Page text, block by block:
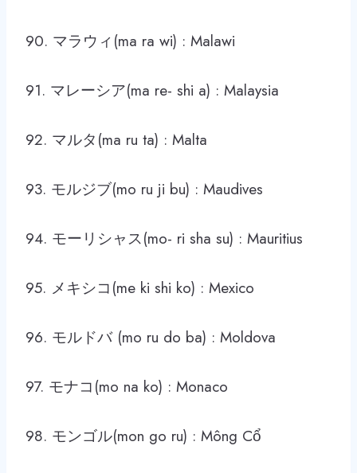
90. マラウィ(ma ra wi) : Malawi
91. マレーシア(ma re- shi a) : Malaysia
92. マルタ(ma ru ta) : Malta
93. モルジブ(mo ru ji bu) : Maudives
94. モーリシャス(mo- ri sha su) : Mauritius
95. メキシコ(me ki shi ko) : Mexico
96. モルドバ (mo ru do ba) : Moldova
97. モナコ(mo na ko) : Monaco
98. モンゴル(mon go ru) : Mông Cổ